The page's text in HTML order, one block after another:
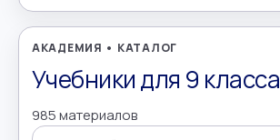
Греческий язык
Дополнительно
Естествознание
АКАДЕМИЯ • КАТАЛОГ
Учебники для 9 класса
985 материалов